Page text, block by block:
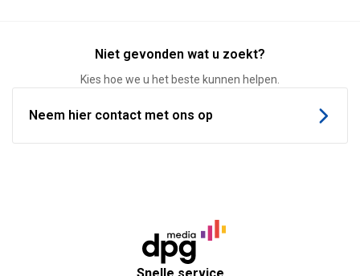
Niet gevonden wat u zoekt?
Kies hoe we u het beste kunnen helpen.
Neem hier contact met ons op